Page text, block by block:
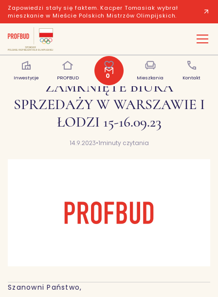
Zapowiedzi stały się faktem. Kacper Tomasiak wybrał
mieszkanie w Mieście Polskich Mistrzów Olimpijskich.
Inwestycje PROFBUD 0
Polubione Mieszkania Kontakt
ZAMKNIĘTE BIURA
SPRZEDAŻY W WARSZAWIE I
ŁODZI 15-16.09.23
14.9.2023•1minuty czytania
Szanowni Państwo,